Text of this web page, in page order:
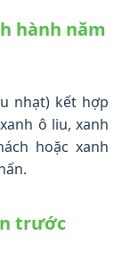
hành năm
nhạt) kết hợp
ô liu, xanh
hoặc xanh
trước